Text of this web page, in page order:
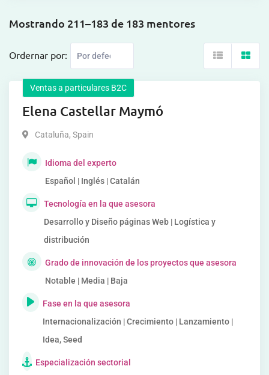
Mostrando 211–183 de 183 mentores
Ordernar por:
Ventas a particulares B2C
Elena Castellar Maymó
Cataluña, Spain
Idioma del experto
Español | Inglés | Catalán
Tecnología en la que asesora
Desarrollo y Diseño páginas Web | Logística y
distribución
Grado de innovación de los proyectos que asesora
Notable | Media | Baja
Fase en la que asesora
Internacionalización | Crecimiento | Lanzamiento |
Idea, Seed
Especialización sectorial